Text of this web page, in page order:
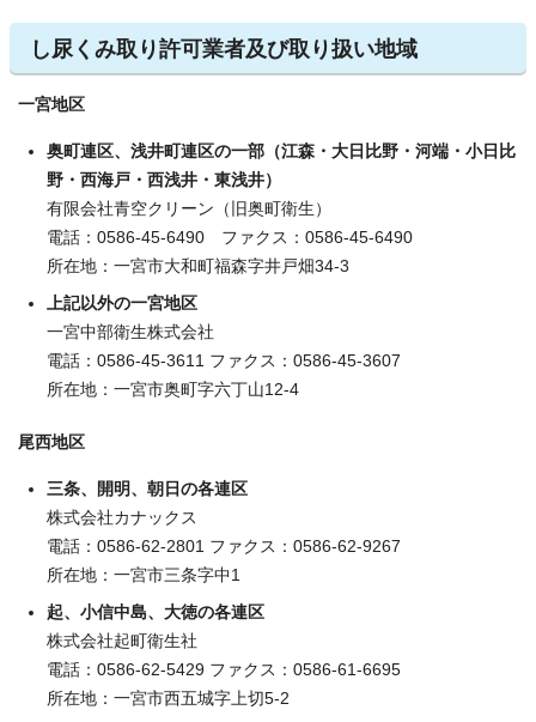
し尿くみ取り許可業者及び取り扱い地域
一宮地区
奥町連区、浅井町連区の一部（江森・大日比野・河端・小日比
野・西海戸・西浅井・東浅井）
有限会社青空クリーン（旧奥町衛生）
電話：0586-45-6490 ファクス：0586-45-6490
所在地：一宮市大和町福森字井戸畑34-3
上記以外の一宮地区
一宮中部衛生株式会社
電話：0586-45-3611 ファクス：0586-45-3607
所在地：一宮市奥町字六丁山12-4
尾西地区
三条、開明、朝日の各連区
株式会社カナックス
電話：0586-62-2801 ファクス：0586-62-9267
所在地：一宮市三条字中1
起、小信中島、大徳の各連区
株式会社起町衛生社
電話：0586-62-5429 ファクス：0586-61-6695
所在地：一宮市西五城字上切5-2